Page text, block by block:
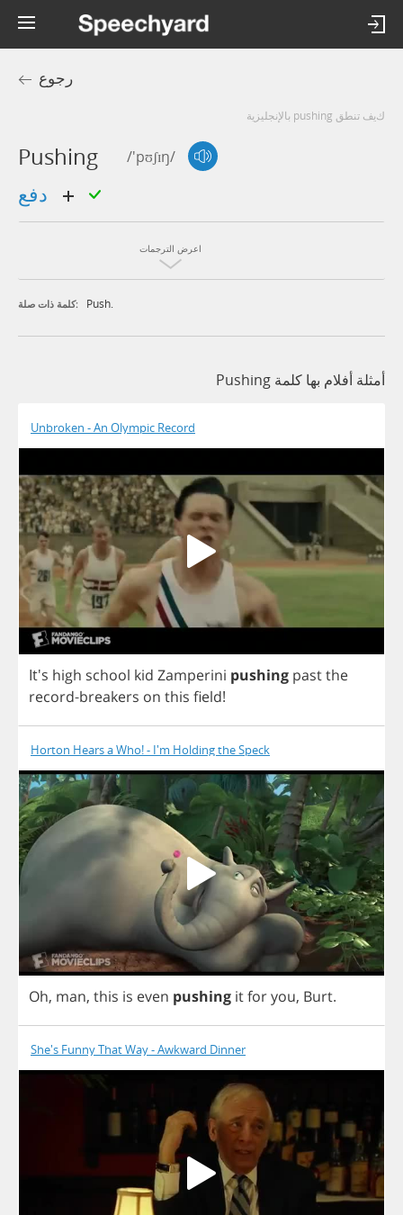
رجوع
كيف تنطق pushing بالإنجليزية
Pushing /'pʊʃɪŋ/
اعرض الترجمات
كلمة ذات صلة: Push.
أمثلة أفلام بها كلمة Pushing
Unbroken - An Olympic Record
It's high school kid Zamperini pushing pastthe
record-breakers on this field!
Horton Hears a Who! - I'm Holding the Speck
Oh, man, this is even pushing itforyou, Burt.
She's Funny That Way - Awkward Dinner